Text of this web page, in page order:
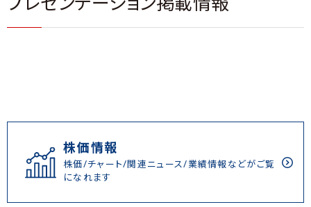
プレゼンテーション掲載情報
株価情報
株価/チャート/関連ニュース/業績情報などがご覧
になれます